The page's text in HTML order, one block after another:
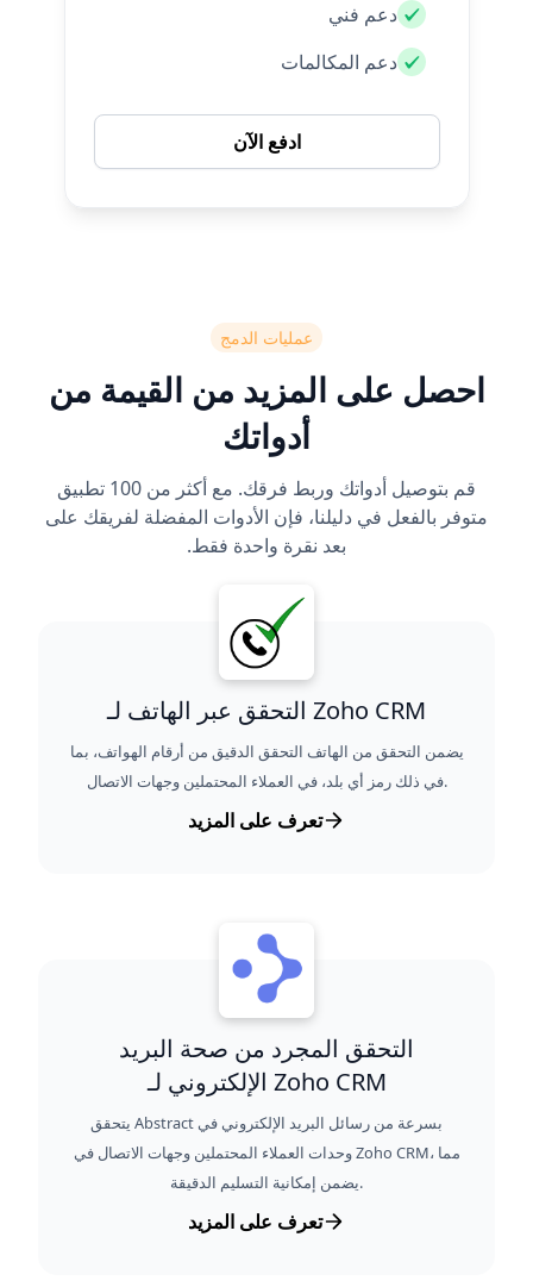
دعم فني
دعم المكالمات
ادفع الآن
عمليات الدمج
احصل على المزيد من القيمة من
أدواتك
قم بتوصيل أدواتك وربط فرقك. مع أكثر من 100 تطبيق
متوفر بالفعل في دليلنا، فإن الأدوات المفضلة لفريقك على
بعد نقرة واحدة فقط.
التحقق عبر الهاتف لـ Zoho CRM
يضمن التحقق من الهاتف التحقق الدقيق من أرقام الهواتف، بما
في ذلك رمز أي بلد، في العملاء المحتملين وجهات الاتصال.
تعرف على المزيد
التحقق المجرد من صحة البريد
الإلكتروني لـ Zoho CRM
يتحقق Abstract بسرعة من رسائل البريد الإلكتروني في
وحدات العملاء المحتملين وجهات الاتصال في Zoho CRM، مما
يضمن إمكانية التسليم الدقيقة.
تعرف على المزيد